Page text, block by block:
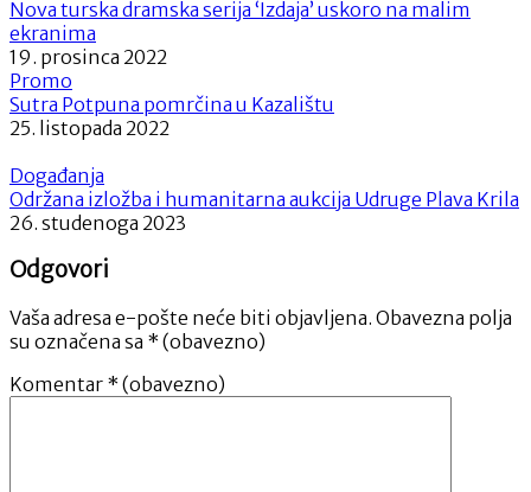
Nova turska dramska serija ‘Izdaja’ uskoro na malim
ekranima
19. prosinca 2022
Promo
Sutra Potpuna pomrčina u Kazalištu
25. listopada 2022
Događanja
Održana izložba i humanitarna aukcija Udruge Plava Krila
26. studenoga 2023
Odgovori
Vaša adresa e-pošte neće biti objavljena. Obavezna polja
su označena sa * (obavezno)
Komentar * (obavezno)